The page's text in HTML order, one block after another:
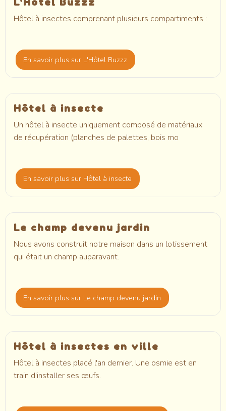
Hôtel à insectes comprenant plusieurs compartiments :
En savoir plussur L'Hôtel Buzzz
Hôtel à insecte
Un hôtel à insecte uniquement composé de matériaux
de récupération (planches de palettes, bois mo
En savoir plussur Hôtel à insecte
Le champ devenu jardin
Nous avons construit notre maison dans un lotissement
qui était un champ auparavant.
En savoir plussur Le champ devenu jardin
Hôtel à insectes en ville
Hôtel à insectes placé l'an dernier. Une osmie est en
train d'installer ses œufs.